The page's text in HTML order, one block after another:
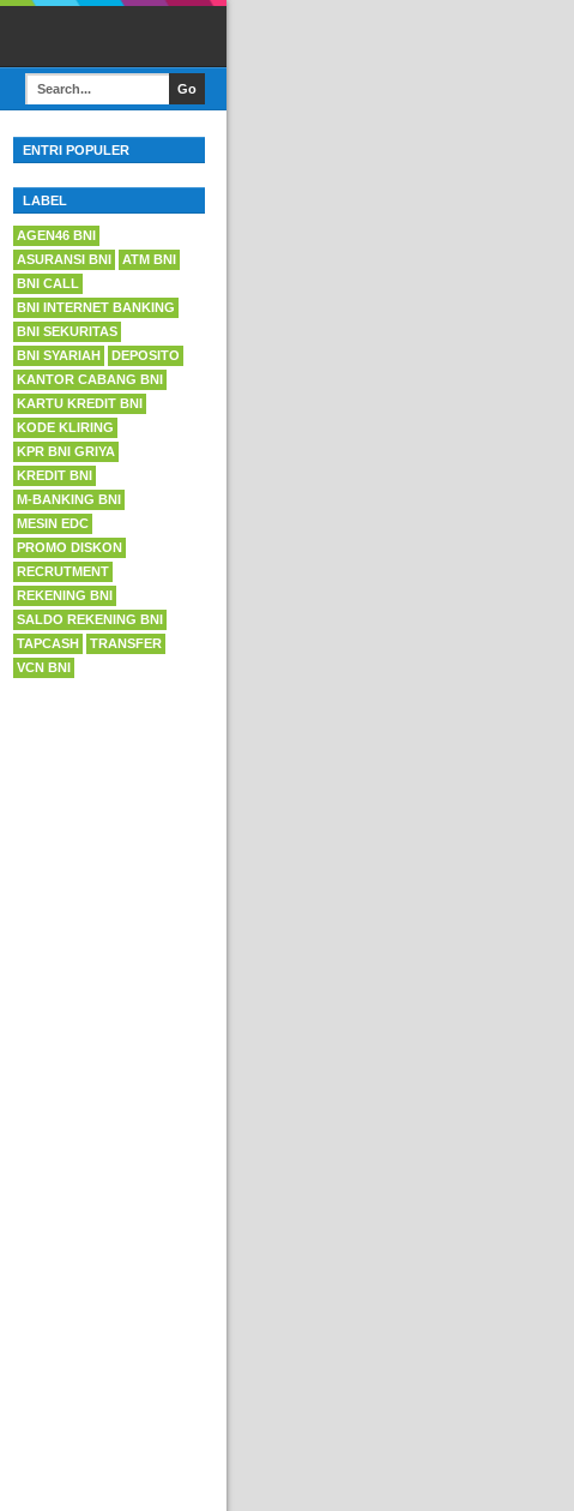
ENTRI POPULER
LABEL
AGEN46 BNI
ASURANSI BNI
ATM BNI
BNI CALL
BNI INTERNET BANKING
BNI SEKURITAS
BNI SYARIAH
DEPOSITO
KANTOR CABANG BNI
KARTU KREDIT BNI
KODE KLIRING
KPR BNI GRIYA
KREDIT BNI
M-BANKING BNI
MESIN EDC
PROMO DISKON
RECRUTMENT
REKENING BNI
SALDO REKENING BNI
TAPCASH
TRANSFER
VCN BNI